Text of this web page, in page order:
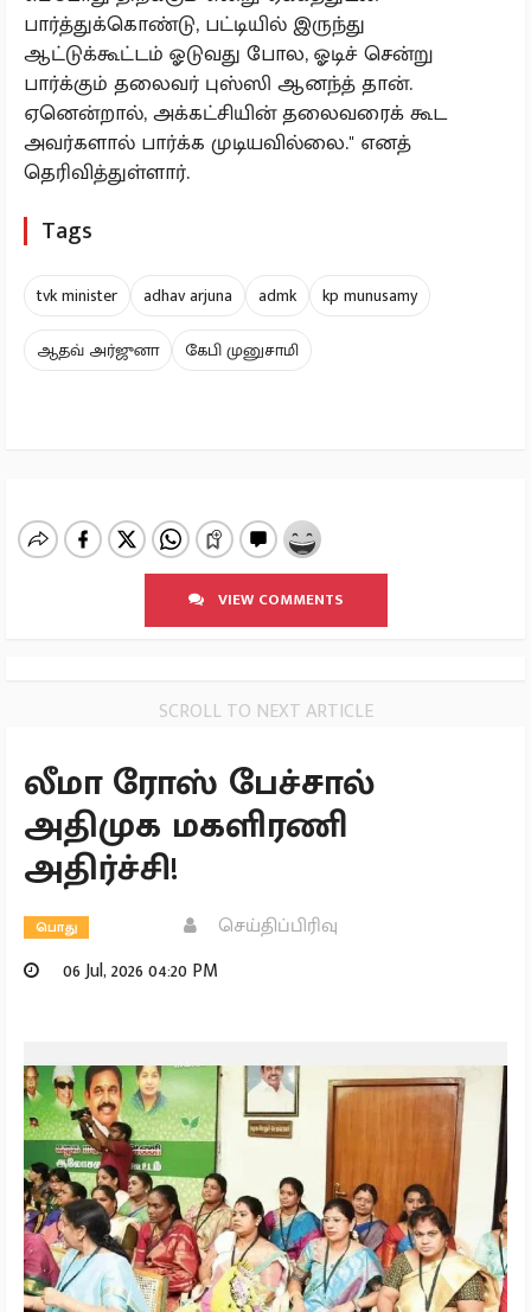
பார்த்துக்கொண்டு, பட்டியில் இருந்து
ஆட்டுக்கூட்டம் ஓடுவது போல, ஓடிச் சென்று
பார்க்கும் தலைவர் புஸ்ஸி ஆனந்த் தான்.
ஏனென்றால், அக்கட்சியின் தலைவரைக் கூட
அவர்களால் பார்க்க முடியவில்லை." எனத்
தெரிவித்துள்ளார்.
Tags
tvk minister adhav arjuna admk
kp munusamy
ஆதவ் அர்ஜுனா
கேபி முனுசாமி
VIEW COMMENTS
SCROLL TO NEXT ARTICLE
லீமா ரோஸ் பேச்சால்
அதிமுக மகளிரணி
அதிர்ச்சி!
பொது
செய்திப்பிரிவு
06 Jul, 2026 04:20 PM